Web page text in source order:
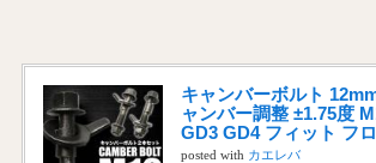
キャンバーボルト
ャンバー調整 ±1.75度
GD3 GD4 フィット フ
posted with カエレバ